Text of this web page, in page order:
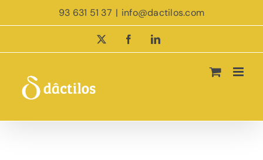
al
93 631 51 37 | info@dactilos.com
X FacebookLinkedIn